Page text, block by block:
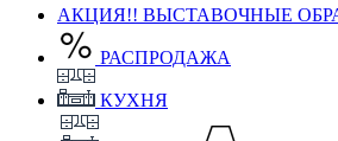
АКЦИЯ!! ВЫСТАВОЧНЫЕ
РАСПРОДАЖА
КУХНЯ